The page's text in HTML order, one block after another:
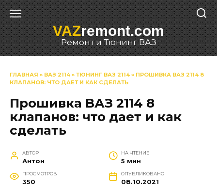
Перейти
к
содержаниюVAZremont.com
Ремонт и Тюнинг ВАЗ
ГЛАВНАЯ » ВАЗ 2114 » ТЮНИНГ ВАЗ 2114 » ПРОШИВКА ВАЗ 2114 8
КЛАПАНОВ: ЧТО ДАЕТ И КАК СДЕЛАТЬ
Прошивка ВАЗ 2114 8
клапанов: что дает и как
сделать
АВТОР
Антон
НА ЧТЕНИЕ
5 мин
ПРОСМОТРОВ
350
ОПУБЛИКОВАНО
08.10.2021